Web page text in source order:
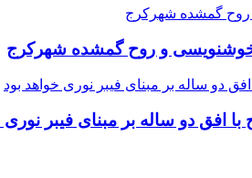
خوشنویسی و روح گمشده شهرکرج
دو ساله بر مبنای فیبر نوری